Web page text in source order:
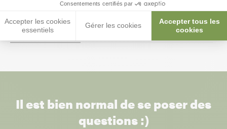
Consentements certifiés par
Accepter les cookies
essentiels
Gérer les cookies
Accepter tous les
cookies
53,91 €
Il est bien normal de se poser des
questions :)